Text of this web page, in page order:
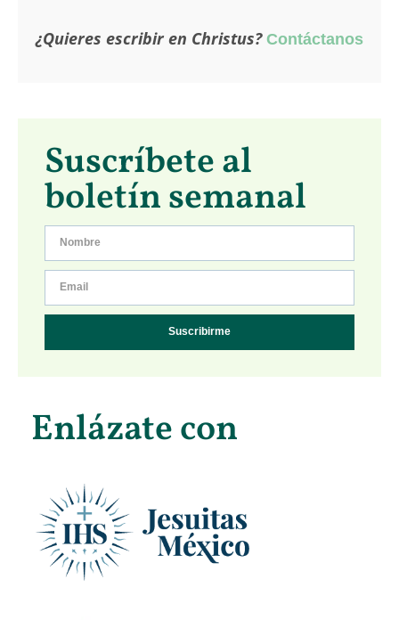
¿Quieres escribir en Christus? Contáctanos
Suscríbete al
boletín semanal
Suscribirme
Enlázate con